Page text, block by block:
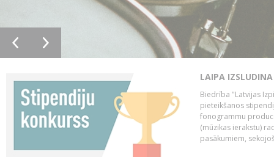
LAIPA
Biedrība "Latvijas
pieteikšanos
fonogrammu
(mūzikas ierakstu)
pasākumiem,